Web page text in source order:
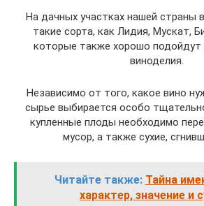
На дачных участках нашей
такие сорта, как Лидия, Мускат,
которые также хорошо
виноделия.
Независимо от того, какое вино
сырье выбирается особо
купленные плоды необходимо
мусор, а также сухие,
Читайте также: Тайна
характер, значение и